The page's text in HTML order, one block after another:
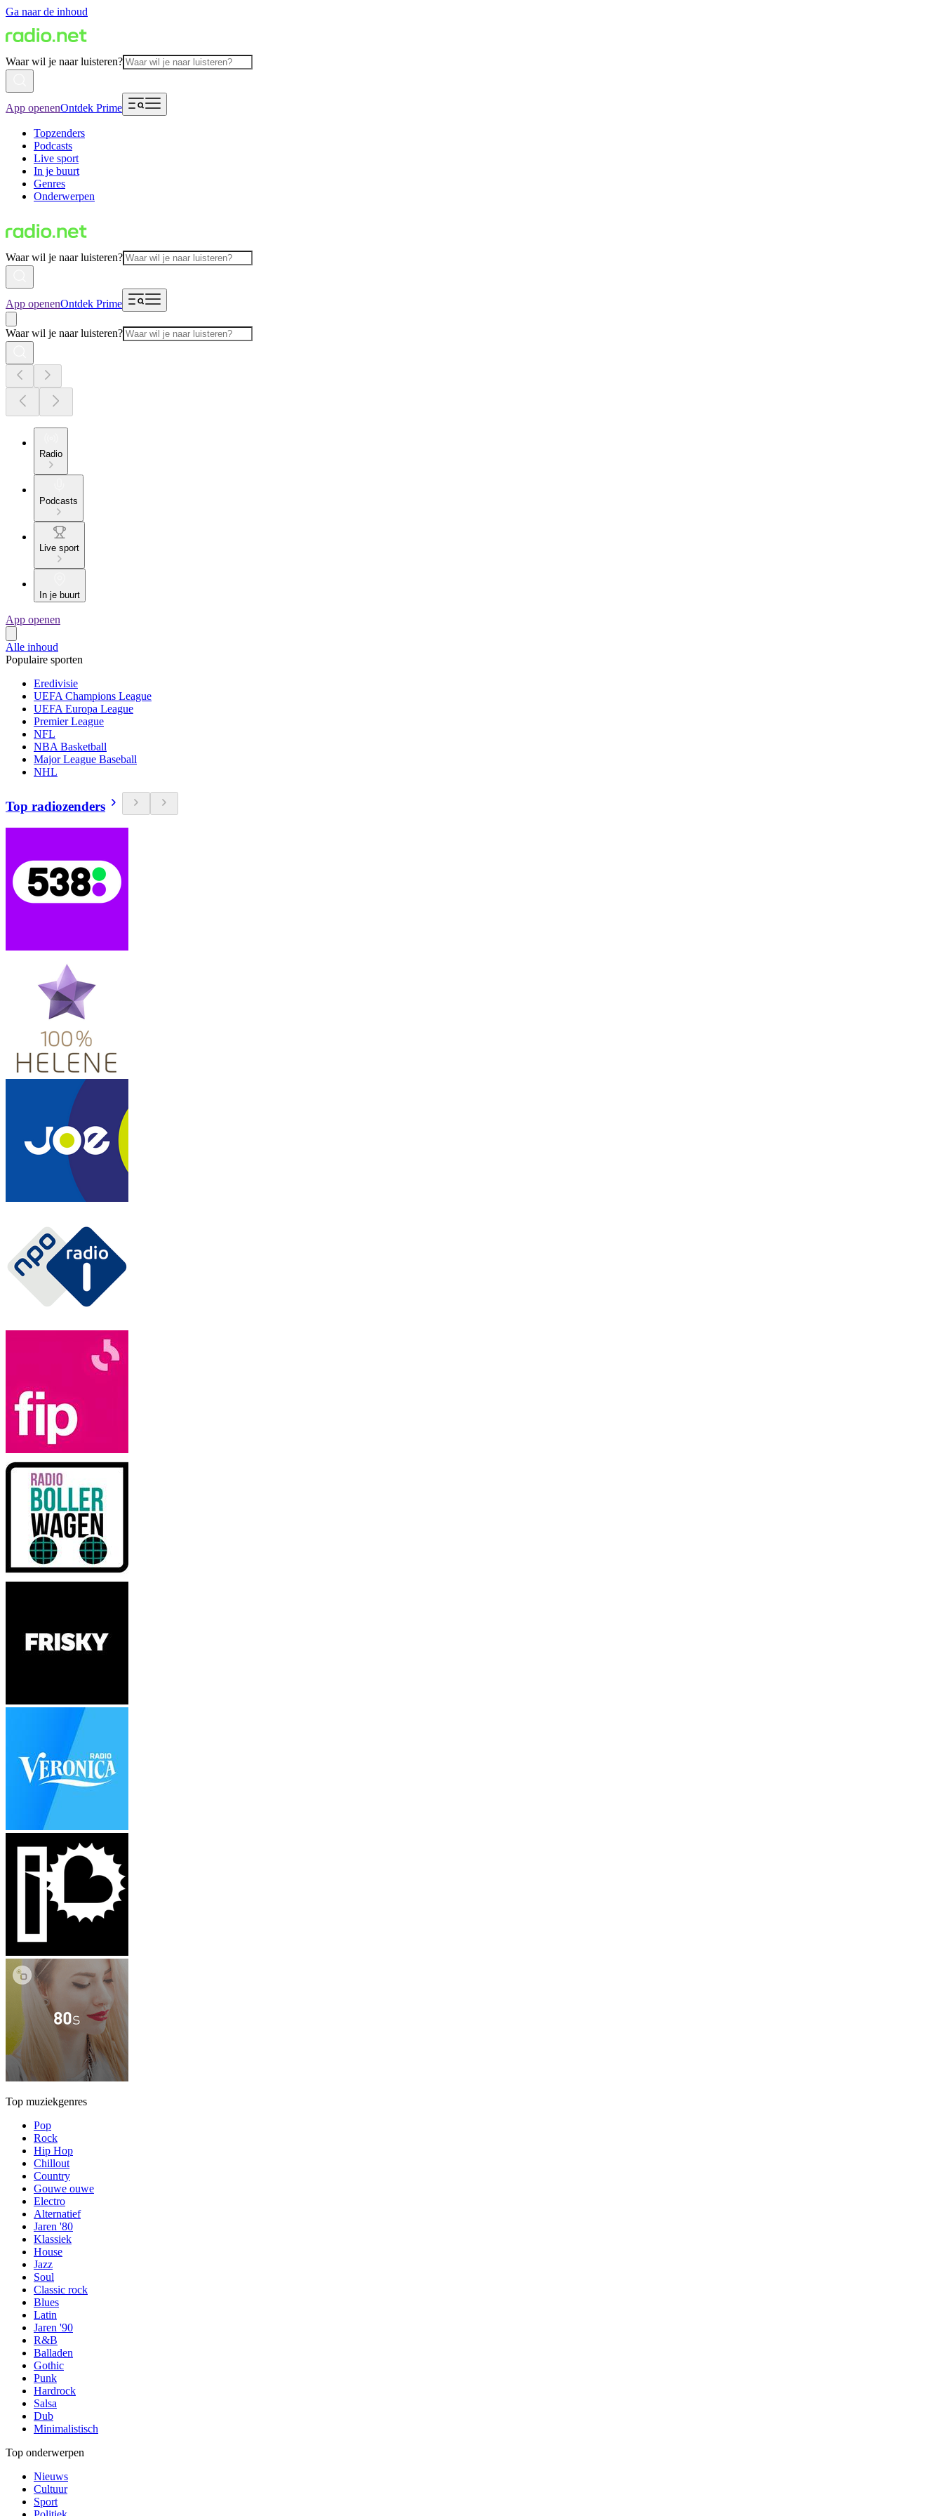
Ga naar de inhoud
Waar wil je naar luisteren?
App openenOntdek Prime
Topzenders
Podcasts
Live sport
In je buurt
Genres
Onderwerpen
Waar wil je naar luisteren?
App openenOntdek Prime
Waar wil je naar luisteren?
Radio
Podcasts
Live sport
In je buurt
App openen
Alle inhoud
Populaire sporten
Eredivisie
UEFA Champions League
UEFA Europa League
Premier League
NFL
NBA Basketball
Major League Baseball
NHL
Top radiozenders
Top muziekgenres
Pop
Rock
Hip Hop
Chillout
Country
Gouwe ouwe
Electro
Alternatief
Jaren '80
Klassiek
House
Jazz
Soul
Classic rock
Blues
Latin
Jaren '90
R&B
Balladen
Gothic
Punk
Hardrock
Salsa
Dub
Minimalistisch
Top onderwerpen
Nieuws
Cultuur
Sport